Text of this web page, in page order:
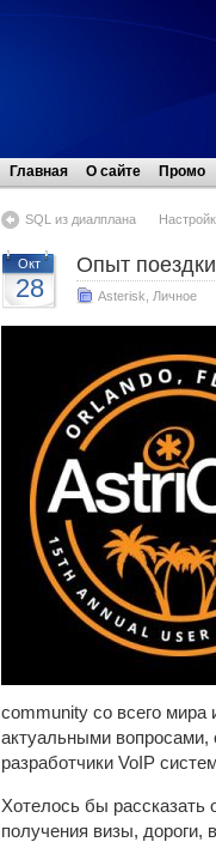
Главная О сайте Промо
SQL из диалплана
Окт
28
Опыт
Asterisk Личное
community со всего мира
актуальными вопросами,
разработчики VoIP
Хотелось бы рассказать
получения визы, дороги,